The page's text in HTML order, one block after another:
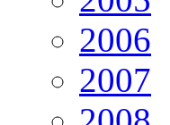
2006
2007